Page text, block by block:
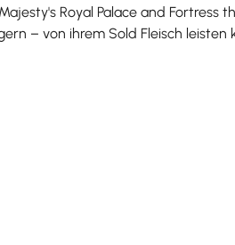
Royal Palace and Fortress
– von ihrem Sold Fleisch leisten